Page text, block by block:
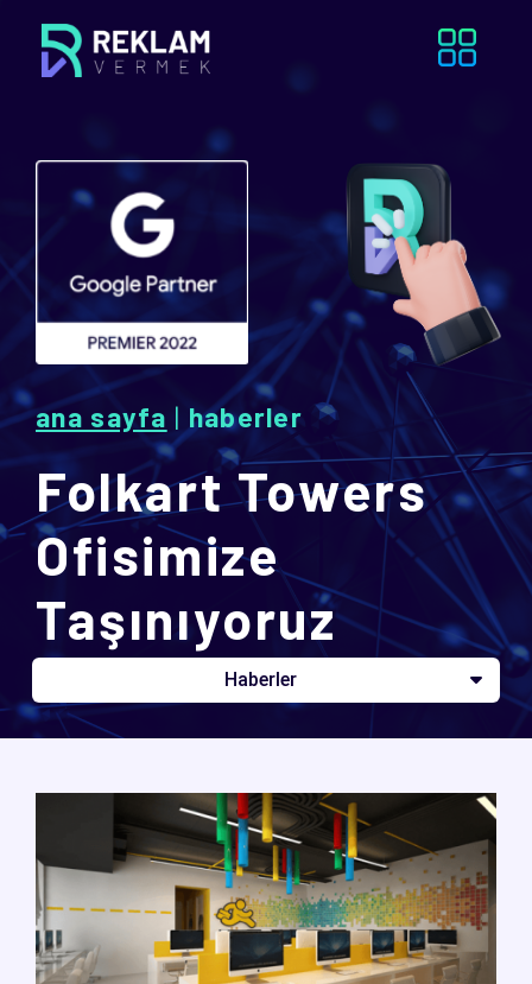
ana sayfa | haberler
Folkart Towers
Ofisimize
Taşınıyoruz
Haberler